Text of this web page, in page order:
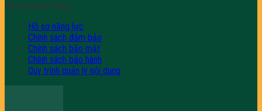
Hỗ trợ khách hàng
Hồ sơ năng lực
Chính sách đảm bảo
Chính sách bảo mật
Chính sách bảo hành
Quy trình quản lý nội dung